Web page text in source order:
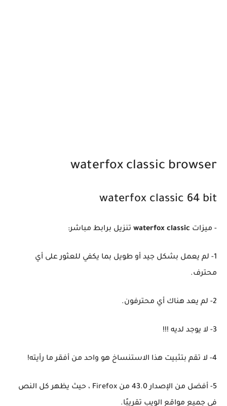
waterfox classic browser
waterfox classic 64 bit
- ميزات waterfox classic تنزيل برابط مباشر:
1- لم يعمل بشكل جيد أو طويل بما يكفي للعثور على أي
محترف.
2- لم يعد هناك أي محترفون.
3- لا يوجد لديه !!!
4- لا تقم بتثبيت هذا الاستنساخ هو واحد من أفقر ما رأيته!
5- أفضل من الإصدار 43.0 من Firefox ، حيث يظهر كل النص
في جميع مواقع الويب تقريبًا.